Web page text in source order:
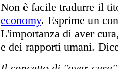
Non è facile tradurre il
economy. Esprime un
L'importanza di aver
e dei rapporti umani.